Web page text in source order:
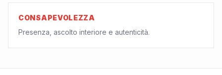
CONSAPEVOLEZZA
Presenza, ascolto interiore e autenticità.